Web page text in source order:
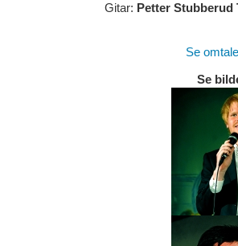
Gitar: Petter Stubberud
Se
Se